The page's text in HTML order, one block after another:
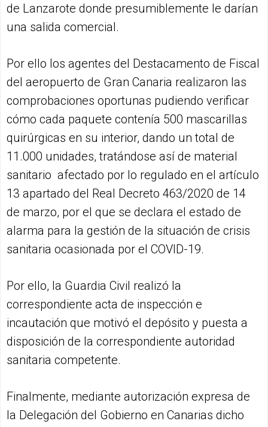
de Lanzarote donde presumiblemente le darían
una salida comercial.
Por ello los agentes del Destacamento de Fiscal
del aeropuerto de Gran Canaria realizaron las
comprobaciones oportunas pudiendo verificar
cómo cada paquete contenía 500 mascarillas
quirúrgicas en su interior, dando un total de
11.000 unidades, tratándose así de material
sanitario afectado por lo regulado en el artículo
13 apartado del Real Decreto 463/2020 de 14
de marzo, por el que se declara el estado de
alarma para la gestión de la situación de crisis
sanitaria ocasionada por el COVID-19.
Por ello, la Guardia Civil realizó la
correspondiente acta de inspección e
incautación que motivó el depósito y puesta a
disposición de la correspondiente autoridad
sanitaria competente.
Finalmente, mediante autorización expresa de
la Delegación del Gobierno en Canarias dicho